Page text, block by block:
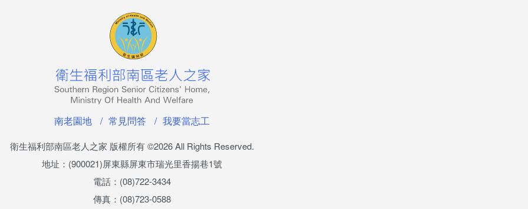
南老園地 常見問答 我要當志工
衛生福利部南區老人之家 版權所有©2026 All Rights Reserved.
地址：(900021)屏東縣屏東市瑞光里香揚巷1號
電話：(08)722-3434
傳真：(08)723-0588